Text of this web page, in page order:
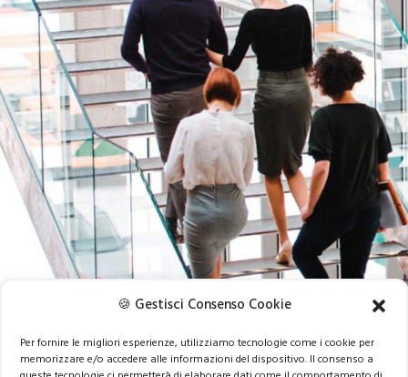
🍪 Gestisci Consenso Cookie
Per fornire le migliori esperienze, utilizziamo tecnologie come i cookie per
memorizzare e/o accedere alle informazioni del dispositivo. Il consenso a